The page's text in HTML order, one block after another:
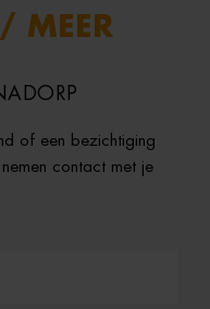
MEER
of een bezichtiging
contact met je